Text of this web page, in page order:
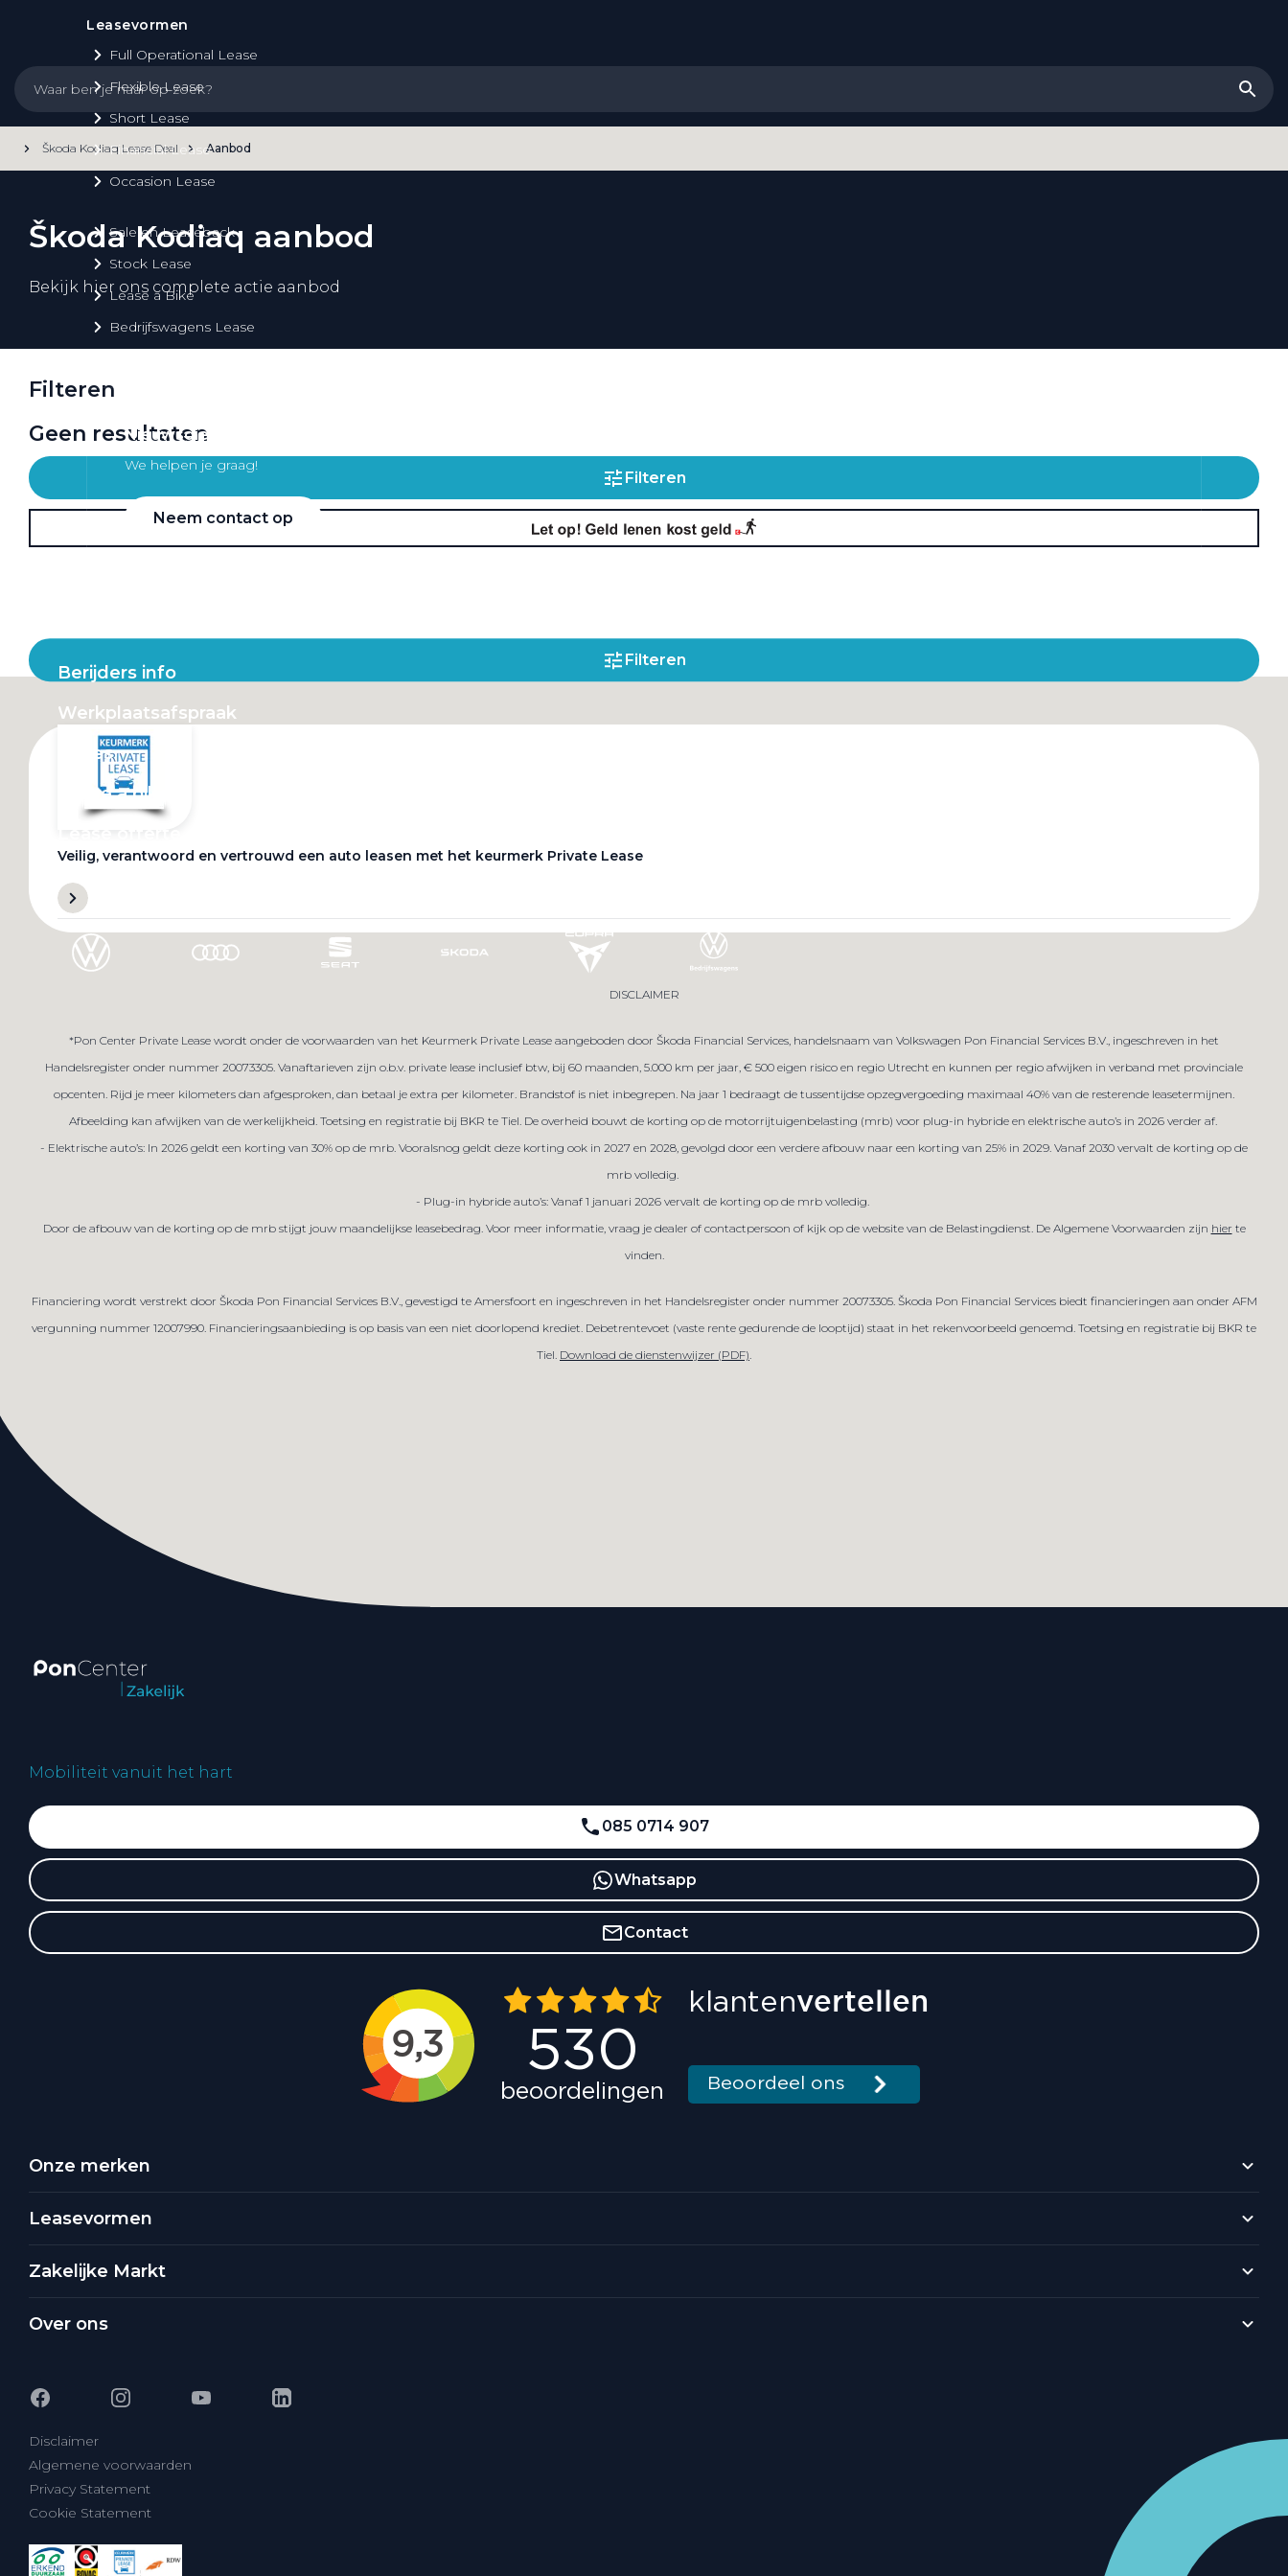
Leasevormen
Full Operational Lease
Flexible Lease
Short Lease
Financial Lease
Occasion Lease
Sale en Leaseback
Stock Lease
Lease a Bike
Bedrijfswagens Lease
Nieuwsgierig wat we voor je kunnen betekenen?
We helpen je graag!
Neem contact op
Berijders info
Werkplaatsafspraak
Acties
Lease a bike
Škoda Kodiaq Lease Deal Aanbod
Škoda Kodiaq aanbod
Bekijk hier ons complete actie aanbod
Filteren
Geen resultaten
Filteren
Filteren
Veilig, verantwoord en vertrouwd een auto leasen met het keurmerk Private Lease
DISCLAIMER
*Pon Center Private Lease wordt onder de voorwaarden van het Keurmerk Private Lease aangeboden door Škoda Financial Services, handelsnaam van Volkswagen Pon Financial Services B.V., ingeschreven in het
Handelsregister onder nummer 20073305. Vanaftarieven zijn o.b.v. private lease inclusief btw, bij 60 maanden, 5.000 km per jaar, € 500 eigen risico en regio Utrecht en kunnen per regio afwijken in verband met provinciale
opcenten. Rijd je meer kilometers dan afgesproken, dan betaal je extra per kilometer. Brandstof is niet inbegrepen. Na jaar 1 bedraagt de tussentijdse opzegvergoeding maximaal 40% van de resterende leasetermijnen.
Afbeelding kan afwijken van de werkelijkheid. Toetsing en registratie bij BKR te Tiel. De overheid bouwt de korting op de motorrijtuigenbelasting (mrb) voor plug-in hybride en elektrische auto’s in 2026 verder af.
- Elektrische auto’s: In 2026 geldt een korting van 30% op de mrb. Vooralsnog geldt deze korting ook in 2027 en 2028, gevolgd door een verdere afbouw naar een korting van 25% in 2029. Vanaf 2030 vervalt de korting op de
mrb volledig.
- Plug-in hybride auto’s: Vanaf 1 januari 2026 vervalt de korting op de mrb volledig.
Door de afbouw van de korting op de mrb stijgt jouw maandelijkse leasebedrag. Voor meer informatie, vraag je dealer of contactpersoon of kijk op de website van de Belastingdienst. De Algemene Voorwaarden zijn hier te
vinden.
Financiering wordt verstrekt door Škoda Pon Financial Services B.V., gevestigd te Amersfoort en ingeschreven in het Handelsregister onder nummer 20073305. Škoda Pon Financial Services biedt financieringen aan onder AFM
vergunning nummer 12007990. Financieringsaanbieding is op basis van een niet doorlopend krediet. Debetrentevoet (vaste rente gedurende de looptijd) staat in het rekenvoorbeeld genoemd. Toetsing en registratie bij BKR te
Tiel. Download de dienstenwijzer (PDF).
Mobiliteit vanuit het hart
085 0714 907
Whatsapp
Contact
Onze merken
Leasevormen
Zakelijke Markt
Over ons
Disclaimer
Algemene voorwaarden
Privacy Statement
Cookie Statement